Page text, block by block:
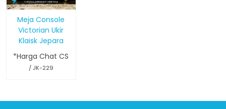
Meja Console
Victorian Ukir
Klaisk Jepara
*Harga Chat CS
/ JK-229